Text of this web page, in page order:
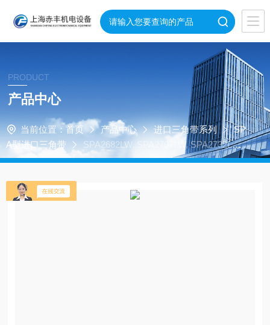
PRODUCT
产品中心
当前位置： 首页 产品中心 进口三角带系列
SP
A型进口三角带
SPA2682LW, SPA2707LW, SPA2732LW
空调机风机三角带